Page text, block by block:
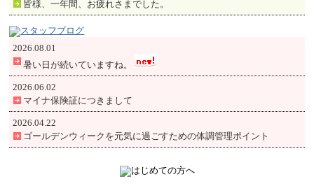
皆様、一年間、お疲れさまでした。
2026.08.01
暑い日が続いていますね。
2026.06.02
マイナ保険証につきまして
2026.04.22
ゴールデンウィークを元気に過ごすための体調管理ポイント